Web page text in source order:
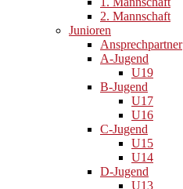
2. Mannschaft
Junioren
Ansprechpartner
A-Jugend
U19
B-Jugend
U17
U16
C-Jugend
U15
U14
D-Jugend
U13